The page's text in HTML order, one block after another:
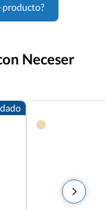
producto?
Neceser